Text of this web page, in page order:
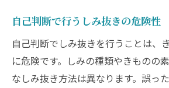
自己判断で行うしみ抜きの危険性
自己判断でしみ抜きを行うことは、
に危険です。しみの種類やきものの
なしみ抜き方法は異なります。誤っ